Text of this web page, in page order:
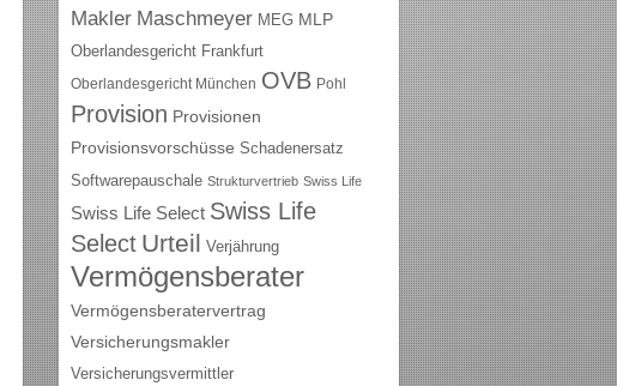
Makler Maschmeyer MEG MLP
Oberlandesgericht Frankfurt
Oberlandesgericht München OVB Pohl
Provision Provisionen
Provisionsvorschüsse Schadenersatz
Softwarepauschale Strukturvertrieb Swiss Life
Swiss Life Select Swiss Life
Select Urteil Verjährung
Vermögensberater
Vermögensberatervertrag
Versicherungsmakler
Versicherungsvermittler